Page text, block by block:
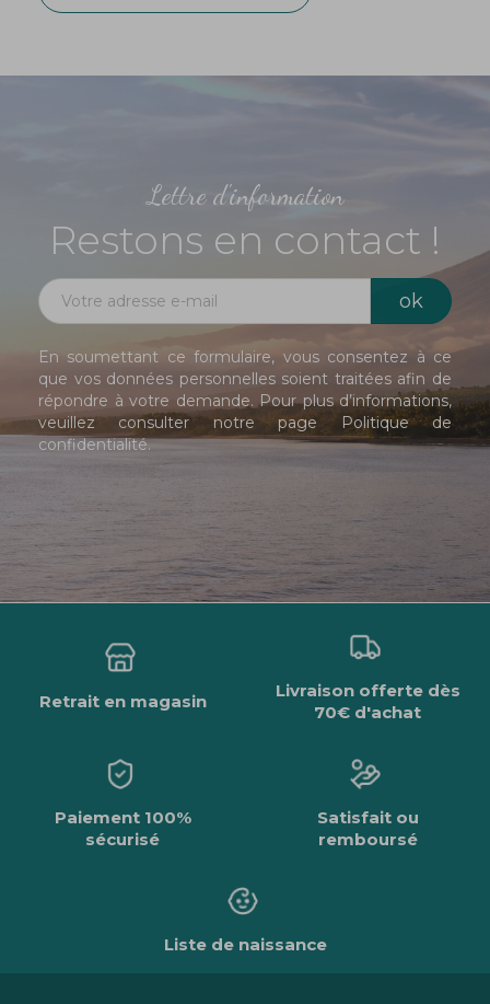
Lettre d'information
Restons en contact !
En soumettant ce formulaire, vous consentez à ce
que vos données personnelles soient traitées afin de
répondre à votre demande. Pour plus d’informations,
veuillez consulter notre page Politique de
confidentialité.
Retrait en magasin
Livraison offerte dès
70€ d'achat
Paiement 100%
sécurisé
Satisfait ou
remboursé
Liste de naissance